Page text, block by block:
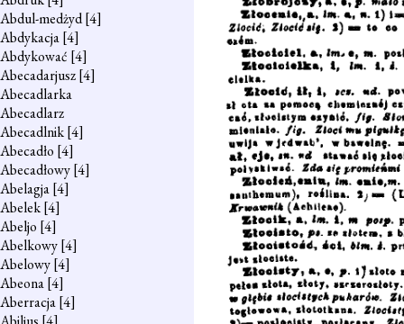
Abdul-medżyd[4]
Abdykacja[4]
Abdykować [4]
Abecadarjusz[4]
Abecadlarka
Abecadlarz
Abecadlnik[4]
Abecadło [4]
Abecadłowy[4]
Abelagja[4]
Abelek[4]
Abeljo [4]
Abelkowy[4]
Abelowy[4]
Abeona[4]
Aberracja[4]